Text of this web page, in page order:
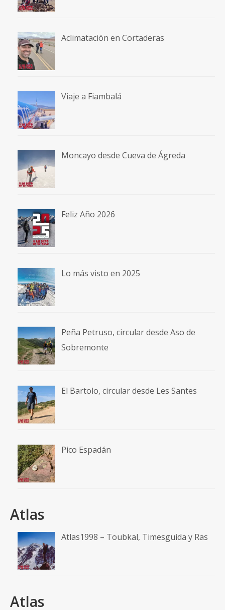
Aclimatación en Cortaderas
Viaje a Fiambalá
Moncayo desde Cueva de Ágreda
Feliz Año 2026
Lo más visto en 2025
Peña Petruso, circular desde Aso de
Sobremonte
El Bartolo, circular desde Les Santes
Pico Espadán
Atlas
Atlas1998 – Toubkal, Timesguida y Ras
Atlas